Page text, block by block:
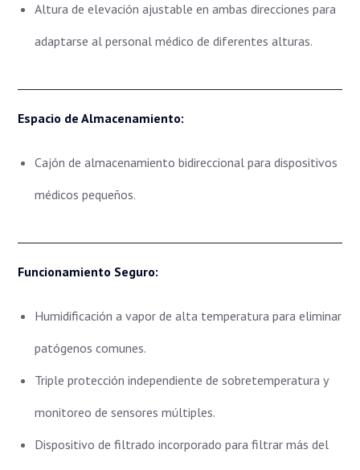
Altura de elevación ajustable en ambas direcciones para
adaptarse al personal médico de diferentes alturas.
Espacio de Almacenamiento:
Cajón de almacenamiento bidireccional para dispositivos
médicos pequeños.
Funcionamiento Seguro:
Humidificación a vapor de alta temperatura para eliminar
patógenos comunes.
Triple protección independiente de sobretemperatura y
monitoreo de sensores múltiples.
Dispositivo de filtrado incorporado para filtrar más del